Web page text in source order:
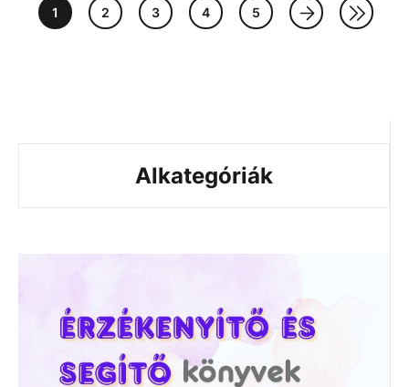
1 2 3 4 5
Alkategóriák